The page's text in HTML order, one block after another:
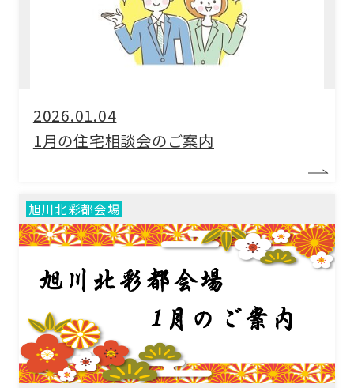
2026.01.04
1月の住宅相談会のご案内
旭川北彩都会場